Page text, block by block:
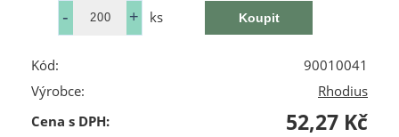
ks
Kód:
90010041
Výrobce:
Rhodius
Cena s DPH:
52,27 Kč